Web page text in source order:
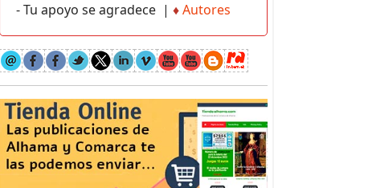
- Tu apoyo se agradece | ♦Autores